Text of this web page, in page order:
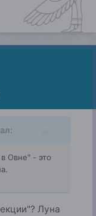
Овне" - это
Луна